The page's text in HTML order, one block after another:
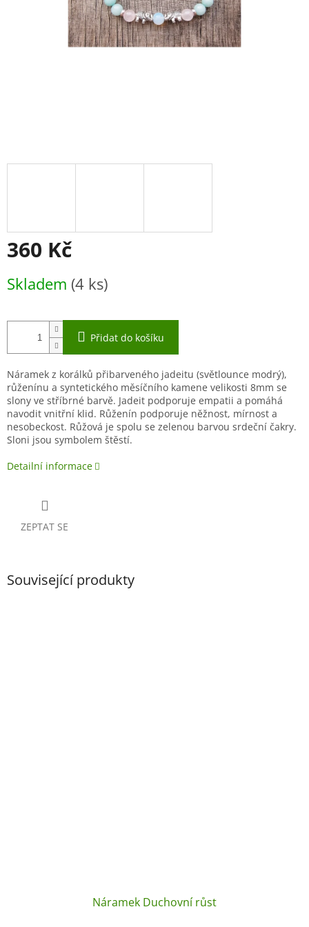
360 Kč
cena:
Skladem (4 ks)
Přidat do košíku
Náramek z korálků přibarveného jadeitu (světlounce modrý),
růženínu a syntetického měsíčního kamene velikosti 8mm se
slony ve stříbrné barvě. Jadeit podporuje empatii a pomáhá
navodit vnitřní klid. Růženín podporuje něžnost, mírnost a
nesobeckost. Růžová je spolu se zelenou barvou srdeční čakry.
Sloni jsou symbolem štěstí.
Detailní informace
ZEPTAT SE
Související produkty
Náramek Duchovní růst